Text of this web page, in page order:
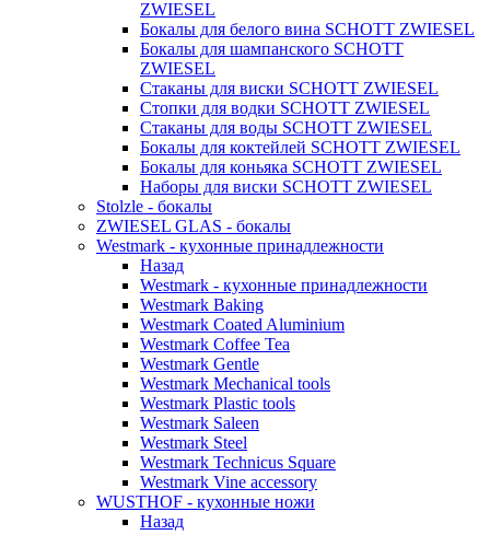
ZWIESEL
Бокалы для белого вина SCHOTT ZWIESEL
Бокалы для шампанского SCHOTT
ZWIESEL
Стаканы для виски SCHOTT ZWIESEL
Стопки для водки SCHOTT ZWIESEL
Стаканы для воды SCHOTT ZWIESEL
Бокалы для коктейлей SCHOTT ZWIESEL
Бокалы для коньяка SCHOTT ZWIESEL
Наборы для виски SCHOTT ZWIESEL
Stolzle - бокалы
ZWIESEL GLAS - бокалы
Westmark - кухонные принадлежности
Назад
Westmark - кухонные принадлежности
Westmark Baking
Westmark Coated Aluminium
Westmark Coffee Tea
Westmark Gentle
Westmark Mechanical tools
Westmark Plastic tools
Westmark Saleen
Westmark Steel
Westmark Technicus Square
Westmark Vine accessory
WUSTHOF - кухонные ножи
Назад